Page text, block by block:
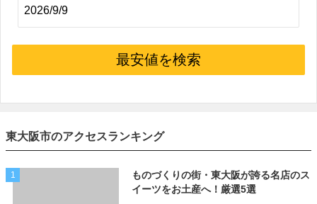
最安値を検索
東大阪市のアクセスランキング
1
ものづくりの街・東大阪が誇る名店のス
イーツをお土産へ！厳選5選